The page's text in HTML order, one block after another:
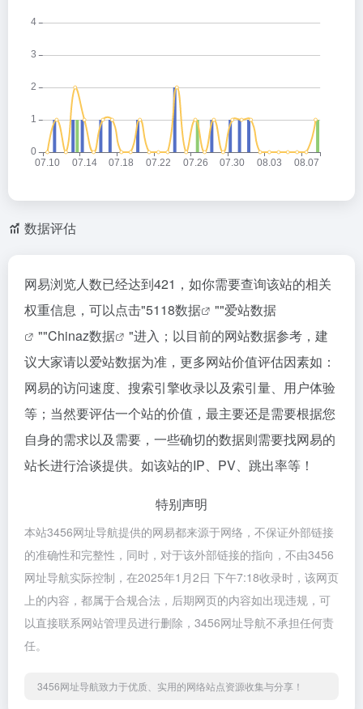
数据评估
网易浏览人数已经达到421，如你需要查询该站的相关
权重信息，可以点击"5118数据 ""爱站数据
""Chinaz数据
"进入；以目前的网站数据参考，建
议大家请以爱站数据为准，更多网站价值评估因素如：
网易的访问速度、搜索引擎收录以及索引量、用户体验
等；当然要评估一个站的价值，最主要还是需要根据您
自身的需求以及需要，一些确切的数据则需要找网易的
站长进行洽谈提供。如该站的IP、PV、跳出率等！
特别声明
本站3456网址导航提供的网易都来源于网络，不保证外部链接
的准确性和完整性，同时，对于该外部链接的指向，不由3456
网址导航实际控制，在2025年1月2日 下午7:18收录时，该网页
上的内容，都属于合规合法，后期网页的内容如出现违规，可
以直接联系网站管理员进行删除，3456网址导航不承担任何责
任。
3456网址导航致力于优质、实用的网络站点资源收集与分享！